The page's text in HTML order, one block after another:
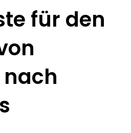
für den